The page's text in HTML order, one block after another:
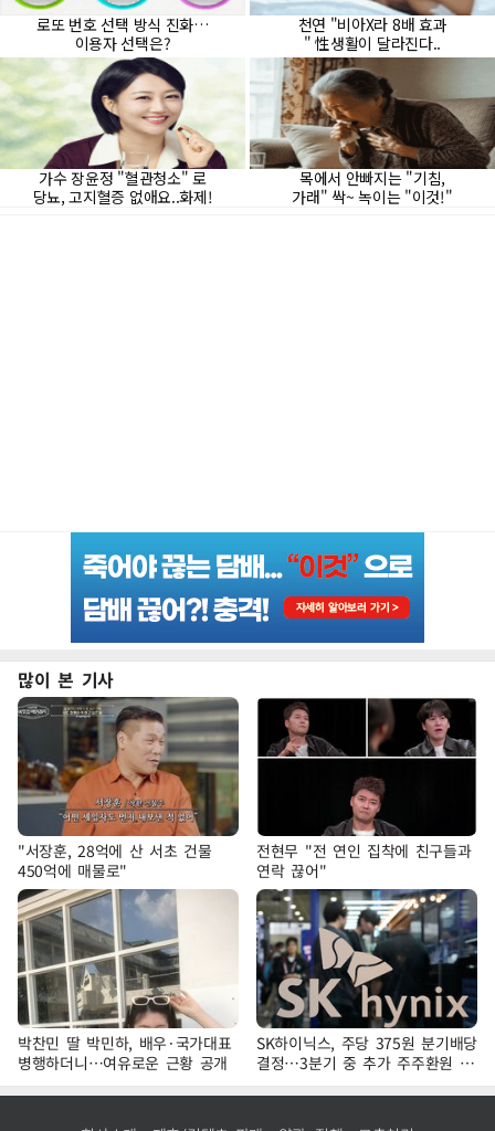
많이 본 기사
"서장훈, 28억에 산 서초 건물
450억에 매물로"
전현무 "전 연인 집착에 친구들과
연락 끊어"
박찬민 딸 박민하, 배우·국가대표
병행하더니…여유로운 근황 공개
SK하이닉스, 주당 375원 분기배당
결정…3분기 중 추가 주주환원 발
표